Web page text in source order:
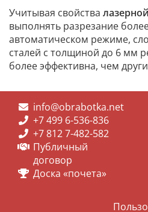
Учитывая свойства
выполнять разрезание
автоматическом режиме,
сталей с толщиной до 6 мм
более эффективна, чем
info@obrabotka.net
+7 499 6-536-836
+7 812 7-482-582
Публичный
договор
Доска «почета»